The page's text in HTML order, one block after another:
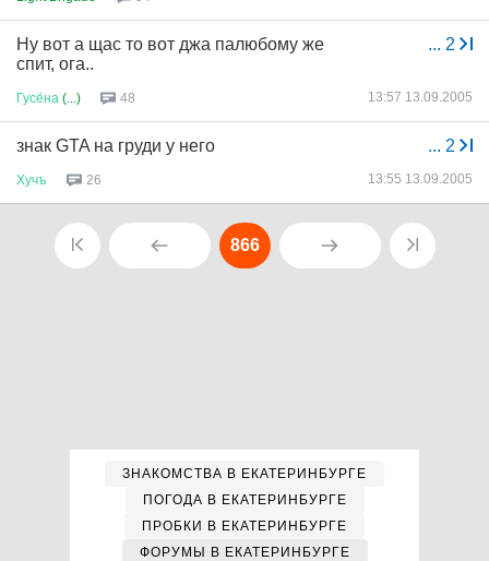
... 2
Ну вот а щас то вот джа палюбому же
спит, ога..
Гусёна (...) 48 13:57 13.09.2005
... 2
знак GTA на груди у него
Хучъ 26 13:55 13.09.2005
866
ЗНАКОМСТВА В ЕКАТЕРИНБУРГЕ
ПОГОДА В ЕКАТЕРИНБУРГЕ
ПРОБКИ В ЕКАТЕРИНБУРГЕ
ФОРУМЫ В ЕКАТЕРИНБУРГЕ